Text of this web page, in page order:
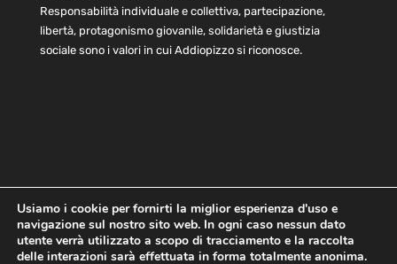
Responsabilità individuale e collettiva, partecipazione,
libertà, protagonismo giovanile, solidarietà e giustizia
sociale sono i valori in cui Addiopizzo si riconosce.
Home Statuto e bilancio
Contatti
Privacy
Cookie Child Protection Policy
Usiamo i cookie per fornirti la miglior esperienza d'uso e
navigazione sul nostro sito web. In ogni caso nessun dato
utente verrà utilizzato a scopo di tracciamento e la raccolta
delle interazioni sarà effettuata in forma totalmente anonima.